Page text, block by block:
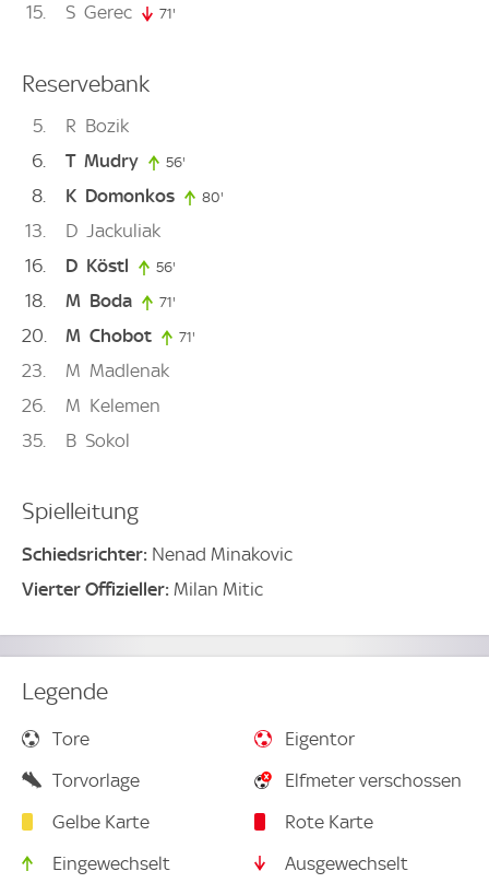
15 S Gerec 71'
Reservebank
5 R Bozik
6
T Mudry 56'
8 K Domonkos 80'
13 D Jackuliak
16
D Köstl 56'
18 M Boda 71'
20 M Chobot 71'
23 M Madlenak
26
M Kelemen
35
B Sokol
Spielleitung
Schiedsrichter: Nenad Minakovic
Vierter Offizieller: Milan Mitic
Legende
Tore
Eigentor
Torvorlage
Elfmeter verschossen
Gelbe Karte
Rote Karte
Eingewechselt
Ausgewechselt